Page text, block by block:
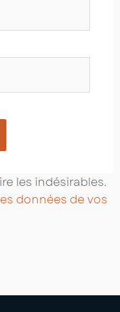
les indésirables.
données de vos